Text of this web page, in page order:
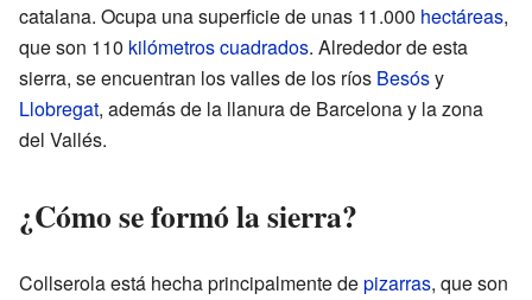
catalana. Ocupa una superficie de unas 11.000 hectáreas,
que son 110 kilómetros cuadrados. Alrededor de esta
sierra, se encuentran los valles de los ríos Besósy
Llobregat, además de la llanura de Barcelona y la zona
del Vallés.
¿Cómo se formó la sierra?
Collserola está hecha principalmente depizarras, que son